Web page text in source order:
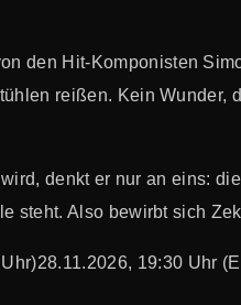
den Hit-Komponisten
reißen. Kein
denkt er nur an eins:
steht. Also bewirbt sich
28.11.2026, 19:30 Uhr